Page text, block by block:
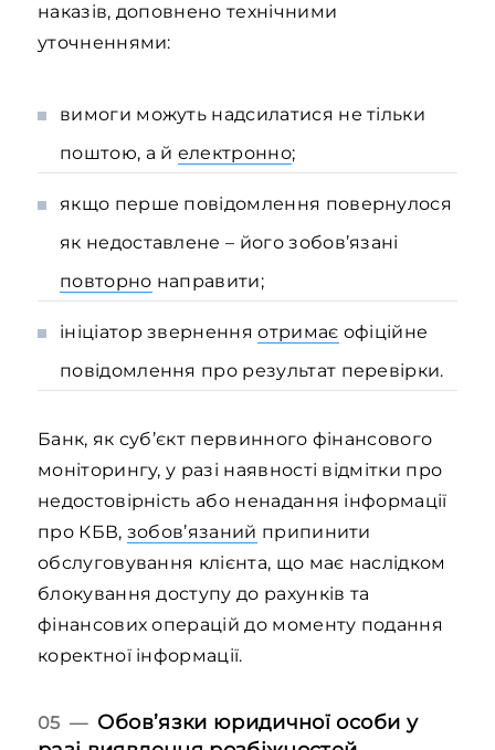
наказів, доповнено технічними
уточненнями:
вимоги можуть надсилатися не тільки
поштою, а й електронно;
якщо перше повідомлення повернулося
як недоставлене – його зобов’язані
повторно направити;
ініціатор зверненняотримає офіційне
повідомлення про результат перевірки.
Банк, як суб’єкт первинного фінансового
моніторингу, у разі наявності відмітки про
недостовірність або ненадання інформації
про КБВ, зобов’язаний припинити
обслуговування клієнта, що має наслідком
блокування доступу до рахунків та
фінансових операцій до моменту подання
коректної інформації.
05 — Обов’язки юридичної особи у